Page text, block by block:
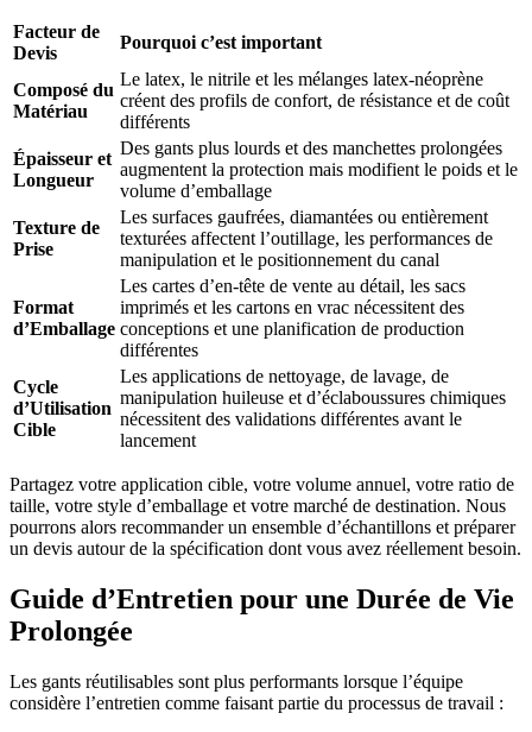
Facteur de
Devis
Pourquoi c’est important
Composé du
Matériau
Le latex, le nitrile et les mélanges latex-néoprène
créent des profils de confort, de résistance et de coût
différents
Épaisseur et
Longueur
Des gants plus lourds et des manchettes prolongées
augmentent la protection mais modifient le poids et le
volume d’emballage
Texture de
Prise
Les surfaces gaufrées, diamantées ou entièrement
texturées affectent l’outillage, les performances de
manipulation et le positionnement du canal
Format
d’Emballage
Les cartes d’en-tête de vente au détail, les sacs
imprimés et les cartons en vrac nécessitent des
conceptions et une planification de production
différentes
Cycle
d’Utilisation
Cible
Les applications de nettoyage, de lavage, de
manipulation huileuse et d’éclaboussures chimiques
nécessitent des validations différentes avant le
lancement
Partagez votre application cible, votre volume annuel, votre ratio de
taille, votre style d’emballage et votre marché de destination. Nous
pourrons alors recommander un ensemble d’échantillons et préparer
un devis autour de la spécification dont vous avez réellement besoin.
Guide d’Entretien pour une Durée de Vie
Prolongée
Les gants réutilisables sont plus performants lorsque l’équipe
considère l’entretien comme faisant partie du processus de travail :